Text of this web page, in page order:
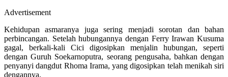
Advertisement
Kehidupan asmaranya juga sering menjadi sorotan dan bahan
perbincangan. Setelah hubungannya dengan Ferry Irawan Kusuma
gagal, berkali-kali Cici digosipkan menjalin hubungan, seperti
dengan Guruh Soekarnoputra, seorang pengusaha, bahkan dengan
penyanyi dangdut Rhoma Irama, yang digosipkan telah menikah siri
dengannya.